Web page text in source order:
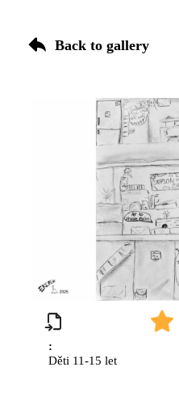
Back to gallery
:
Děti 11-15 let